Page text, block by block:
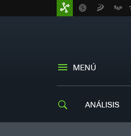
MENÚ
ANÁLISIS